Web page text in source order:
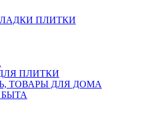
ПЛИТКИ
ПЛИТКИ
ТОВАРЫ ДЛЯ ДОМА